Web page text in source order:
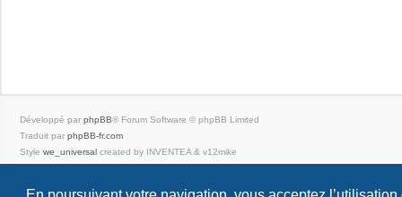
Développé par phpBB® Forum Software © phpBB Limited
Traduit par phpBB-fr.com
Style we_universal created by INVENTEA & v12mike